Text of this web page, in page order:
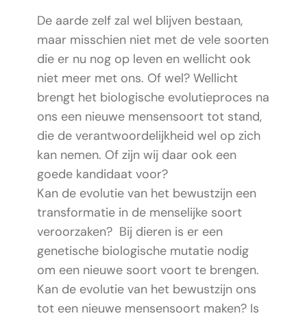
De aarde zelf zal wel blijven bestaan,
maar misschien niet met de vele soorten
die er nu nog op leven en wellicht ook
niet meer met ons. Of wel? Wellicht
brengt het biologische evolutieproces na
ons een nieuwe mensensoort tot stand,
die de verantwoordelijkheid wel op zich
kan nemen. Of zijn wij daar ook een
goede kandidaat voor?
Kan de evolutie van het bewustzijn een
transformatie in de menselijke soort
veroorzaken? Bij dieren is er een
genetische biologische mutatie nodig
om een nieuwe soort voort te brengen.
Kan de evolutie van het bewustzijn ons
tot een nieuwe mensensoort maken? Is